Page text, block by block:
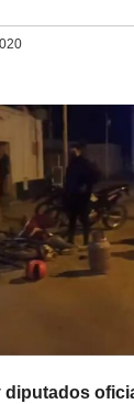
diputados